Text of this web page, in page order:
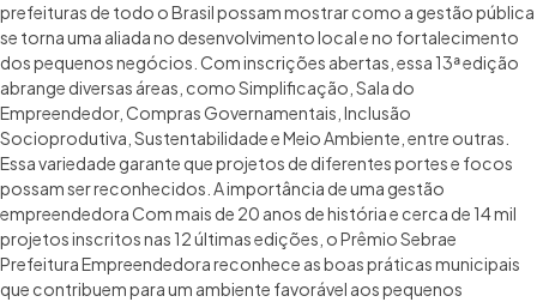
prefeituras de todo o Brasil possam mostrar como a gestão pública
se torna uma aliada no desenvolvimento local e no fortalecimento
dos pequenos negócios. Com inscrições abertas, essa 13ª edição
abrange diversas áreas, como Simplificação, Sala do
Empreendedor, Compras Governamentais, Inclusão
Socioprodutiva, Sustentabilidade e Meio Ambiente, entre outras.
Essa variedade garante que projetos de diferentes portes e focos
possam ser reconhecidos. ​A importância de uma gestão
empreendedora Com mais de 20 anos de história e cerca de 14 mil
projetos inscritos nas 12 últimas edições, o Prêmio Sebrae
Prefeitura Empreendedora reconhece as boas práticas municipais
que contribuem para um ambiente favorável aos pequenos